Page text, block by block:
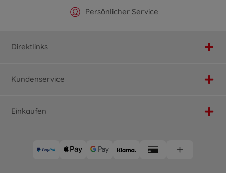
Offizieller Hersteller Shop
Persönlicher Service
Versandkostenfrei ab 25€
Schnelle Lieferung
Direktlinks
Kundenservice
Einkaufen